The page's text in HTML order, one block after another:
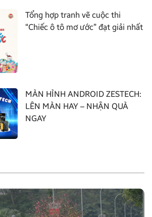
Tổng hợp tranh vẽ cuộc thi
“Chiếc ô tô mơ ước” đạt giải nhất
MÀN HÌNH ANDROID ZESTECH:
LÊN MÀN HAY – NHẬN QUÀ
NGAY